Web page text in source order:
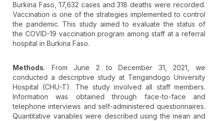
Burkina Faso, 17,632 cases and 318 deaths were recorded.
Vaccination is one of the strategies implemented to control
the pandemic. This study aimed to evaluate the status of
the COVID-19 vaccination program among staff at a referral
hospital in Burkina Faso.
Methods. From June 2 to December 31, 2021, we
conducted a descriptive study at Tengandogo University
Hospital (CHU-T). The study involved all staff members.
Information was obtained through face-to-face and
telephone interviews and self-administered questionnaires.
Quantitative variables were described using the mean and